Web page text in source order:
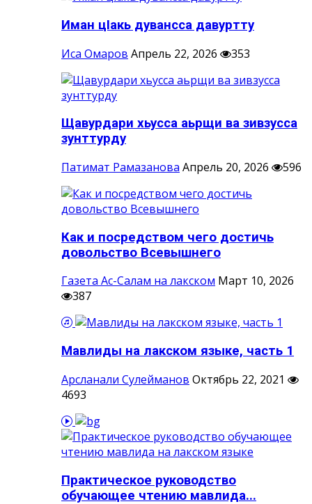
Иман цIакь дувансса давуртту
Иса Омаров Апрель 22, 2026 353
Щавурдари хьусса аьрщи ва зивзусса
зунттурду
Патимат Рамазанова Апрель 20, 2026 596
Как и посредством чего достичь
довольство Всевышнего
Газета Ас-Салам на лакском Март 10, 2026
387
Мавлиды на лакском языке, часть 1
Арсланали Сулейманов Октябрь 22, 2021
4693
Практическое руководство
обучающее чтению мавлида...